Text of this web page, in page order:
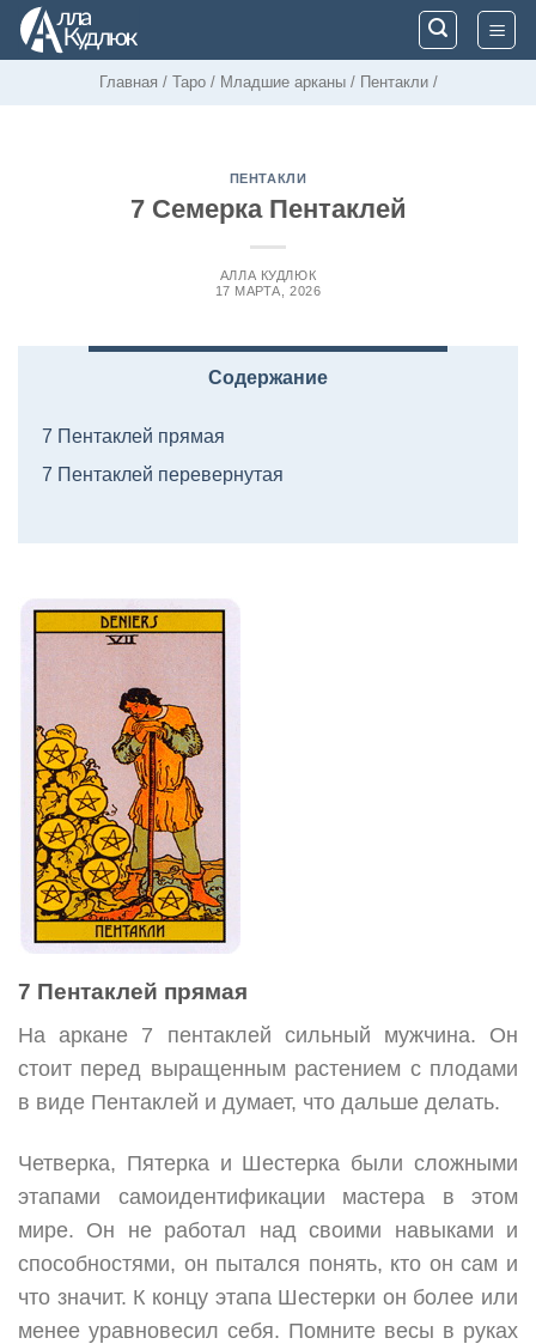
Skip
Главная / Таро / Младшие арканы / Пентакли /
ПЕНТАКЛИ
7 Семерка Пентаклей
АЛЛА КУДЛЮК
17 МАРТА, 2026
Содержание
7 Пентаклей прямая
7 Пентаклей перевернутая
7 Пентаклей прямая
На аркане 7 пентаклей сильный мужчина. Он
стоит перед выращенным растением с плодами
в виде Пентаклей и думает, что дальше делать.
Четверка, Пятерка и Шестерка были сложными
этапами самоидентификации мастера в этом
мире. Он не работал над своими навыками и
способностями, он пытался понять, кто он сам и
что значит. К концу этапа Шестерки он более или
менее уравновесил себя. Помните весы в руках